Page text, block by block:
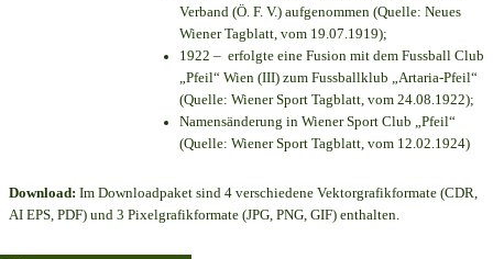
Verband (Ö. F. V.) aufgenommen (Quelle: Neues
Wiener Tagblatt, vom 19.07.1919);
1922 – erfolgte eine Fusion mit dem Fussball Club
„Pfeil“ Wien (III) zum Fussballklub „Artaria-Pfeil“
(Quelle: Wiener Sport Tagblatt, vom 24.08.1922);
Namensänderung in Wiener Sport Club „Pfeil“
(Quelle: Wiener Sport Tagblatt, vom 12.02.1924)
Download: Im Downloadpaket sind 4 verschiedene Vektorgrafikformate (CDR,
AI EPS, PDF) und 3 Pixelgrafikformate (JPG, PNG, GIF) enthalten.